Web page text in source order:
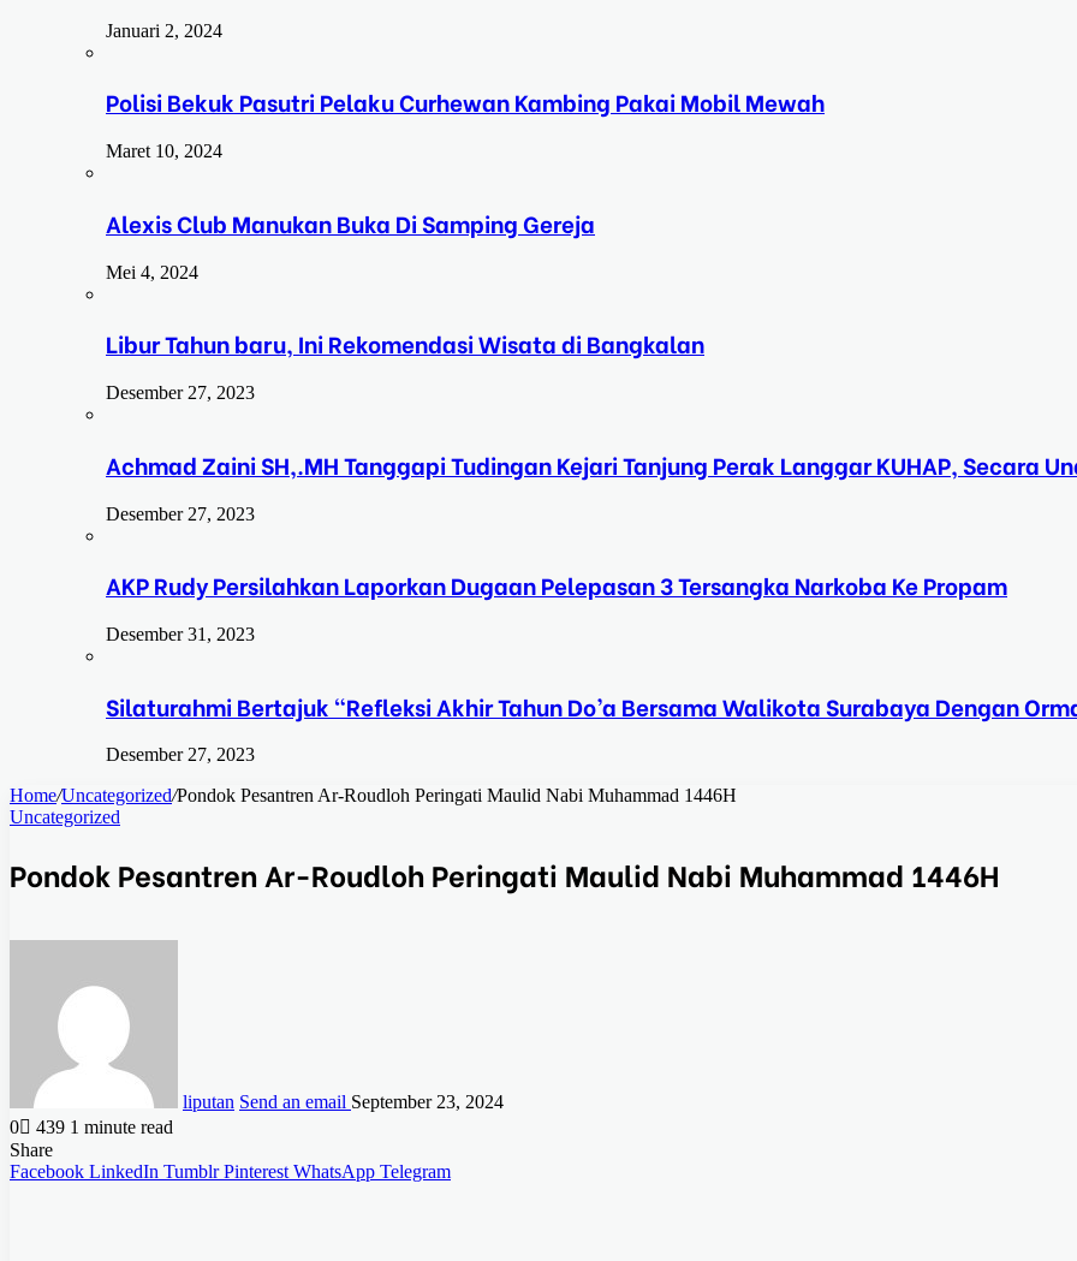
Januari 2, 2024
Polisi Bekuk Pasutri Pelaku Curhewan Kambing Pakai Mobil Mewah
Maret 10, 2024
Alexis Club Manukan Buka Di Samping Gereja
Mei 4, 2024
Libur Tahun baru, Ini Rekomendasi Wisata di Bangkalan
Desember 27, 2023
Achmad Zaini SH,.MH Tanggapi Tudingan Kejari Tanjung Perak Langgar KUHAP, Secara
Desember 27, 2023
AKP Rudy Persilahkan Laporkan Dugaan Pelepasan 3 Tersangka Narkoba Ke Propam
Desember 31, 2023
Silaturahmi Bertajuk “Refleksi Akhir Tahun Do’a Bersama Walikota Surabaya Dengan
Desember 27, 2023
Home/Uncategorized/Pondok Pesantren Ar-Roudloh Peringati Maulid Nabi Muhammad 1446H
Uncategorized
Pondok Pesantren Ar-Roudloh Peringati Maulid Nabi Muhammad 1446H
liputan Send an email September 23, 2024
0
439 1 minute read
Share
Facebook LinkedIn Tumblr Pinterest WhatsApp Telegram